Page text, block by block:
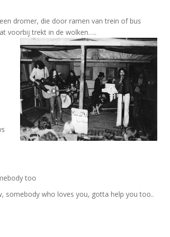
dromer, die door ramen van trein of bus
voorbij trekt in de wolken…..
too
somebody who loves you, gotta help you too..